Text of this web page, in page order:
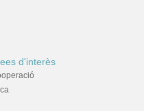
d'interès